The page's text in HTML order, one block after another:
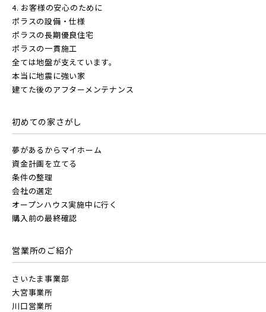
東京メトロ有楽町線
東京メトロ千代田線
北総鉄道
埼玉高速鉄道
東京メトロ東西線
都営新宿線
埼玉新都市交通 [伊奈線]
JR京浜東北線
JR埼京線
JR川越線
JR東北本線 [宇都宮線]
JR高崎線
JR武蔵野線
JR常磐線 [各駅停車]
地図にあるご希望の物件アイコンをクリックすると
見学OK
見学不可
テーマから探す
すぐに入居可能
地域
すべて
画像
すべて
キッチン
こだわり条件
指定なし
4. お客様の安心のために
ポラスの設備・仕様
ポラスの長期優良住宅
ポラスの一貫施工
全ては地盤が支えています。
本当に地震に強い家
建てた後のアフターメンテナンス
初めての家さがし
夢があるからマイホーム
資金計画を立てる
条件の整理
会社の選定
オープンハウス実施中に行く
購入前の最終確認
営業所のご紹介
さいたま事業部
大宮事業所
川口営業所